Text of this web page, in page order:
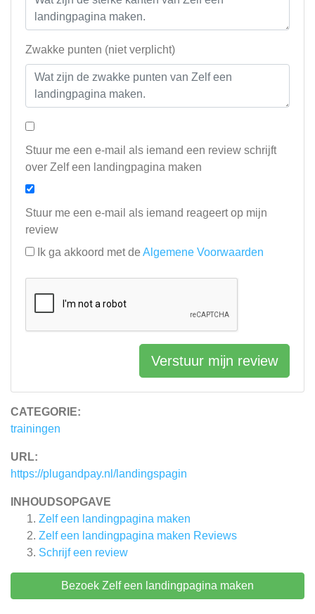
CATEGORIE:
trainingen
URL:
https://plugandpay.nl/landingspagin
INHOUDSOPGAVE
Zelf een landingpagina maken
Zelf een landingpagina maken Reviews
Schrijf een review
Bezoek Zelf een landingpagina maken
Zwakke punten (niet verplicht)
Stuur me een e-mail als iemand een review schrijft
over Zelf een landingpagina maken
Stuur me een e-mail als iemand reageert op mijn
review
Ik ga akkoord met de Algemene Voorwaarden
Verstuur mijn review